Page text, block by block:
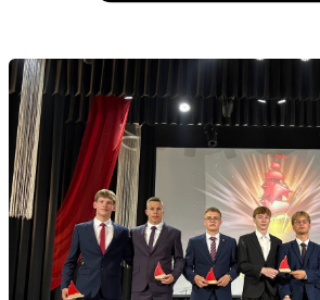
Личный кабинет
Управляйте объявлениями,
публикации и получайте
Войти или зарегистрироваться